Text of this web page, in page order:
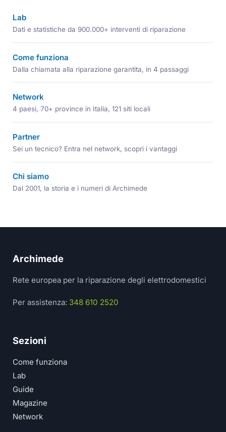
Lab
Dati e statistiche da 900.000+ interventi di riparazione
Come funziona
Dalla chiamata alla riparazione garantita, in 4 passaggi
Network
4 paesi, 70+ province in Italia, 121 siti locali
Partner
Sei un tecnico? Entra nel network, scopri i vantaggi
Chi siamo
Dal 2001, la storia e i numeri di Archimede
Archimede
Rete europea per la riparazione degli elettrodomestici
Per assistenza: 348 610 2520
Sezioni
Come funziona
Lab
Guide
Magazine
Network